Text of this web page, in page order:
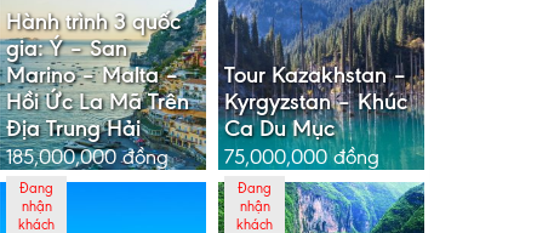
Hành trình 3 quốc
gia: Ý – San
Marino – Malta –
Hồi Ức La Mã Trên
Địa Trung Hải
185,000,000đồng
Tour Kazakhstan –
Kyrgyzstan – Khúc
Ca Du Mục
75,000,000đồng
Đang
nhận
khách
Đang
nhận
khách